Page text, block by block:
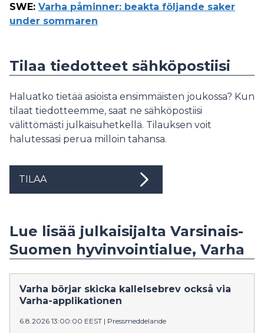
SWE: Varha påminner: beakta följande saker
under sommaren
Tilaa tiedotteet sähköpostiisi
Haluatko tietää asioista ensimmäisten joukossa? Kun
tilaat tiedotteemme, saat ne sähköpostiisi
välittömästi julkaisuhetkellä. Tilauksen voit
halutessasi perua milloin tahansa.
TILAA
Lue lisää julkaisijalta Varsinais-
Suomen hyvinvointialue, Varha
Varha börjar skicka kallelsebrev också via
Varha-applikationen
6.8.2026 13:00:00 EEST | Pressmeddelande